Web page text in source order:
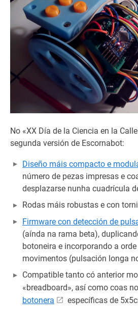
No «XX Día de la Ciencia en la
segunda versión de Escornabot:
Diseño máis compacto e
número de pezas impresas e
desplazarse nunha cuadrícula
Rodas máis robustas e con
Firmware con detección de
(aínda na rama beta),
botoneira e incorporando a
movimentos (pulsación longa
Compatible tanto có anterior
«breadboard», así como coas
botonera
específicas de